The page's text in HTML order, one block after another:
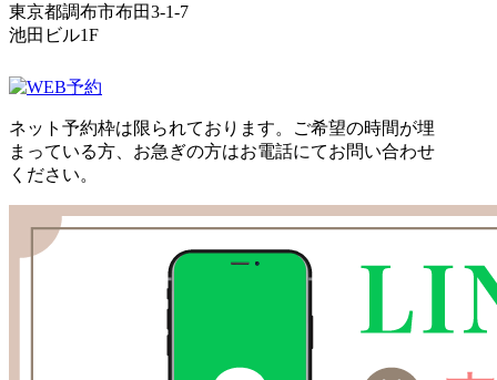
東京都調布市布田3-1-7
池田ビル1F
ネット予約枠は限られております。ご希望の時間が埋
まっている方、お急ぎの方はお電話にてお問い合わせ
ください。